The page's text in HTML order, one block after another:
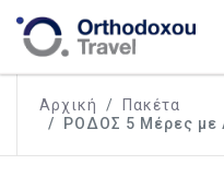
Αρχική
Πακέτα
ΡΟΔΟΣ 5 Μέρες με